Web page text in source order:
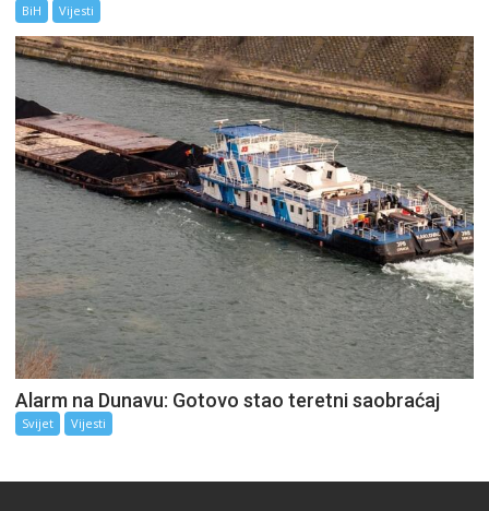
BiH Vijesti
Alarm na Dunavu: Gotovo stao teretni saobraćaj
Svijet Vijesti